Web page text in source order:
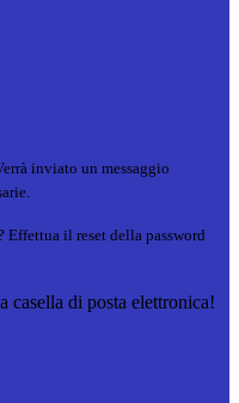
inviato un messaggio
Effettua il reset della password
casella di posta elettronica!